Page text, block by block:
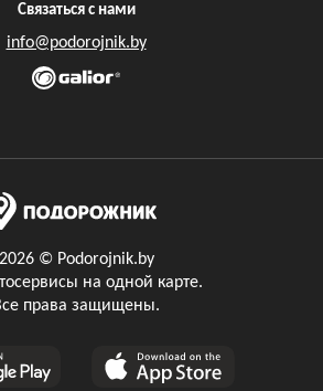
2026 © Podorojnik.by
на одной карте.
права защищены.
Связаться с нами
info@podorojnik.by